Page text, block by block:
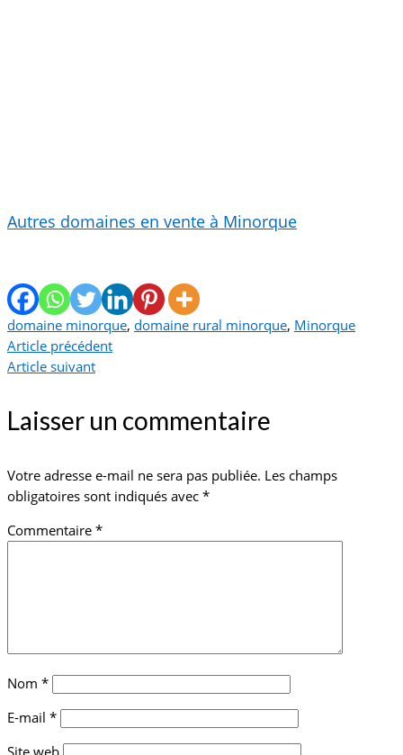
Autres domaines en vente à Minorque
domaine minorque, domaine rural minorque, Minorque
Article précédent
Article suivant
Laisser un commentaire
Votre adresse e-mail ne sera pas publiée. Les champs
obligatoires sont indiqués avec *
Commentaire *
Nom *
E-mail *